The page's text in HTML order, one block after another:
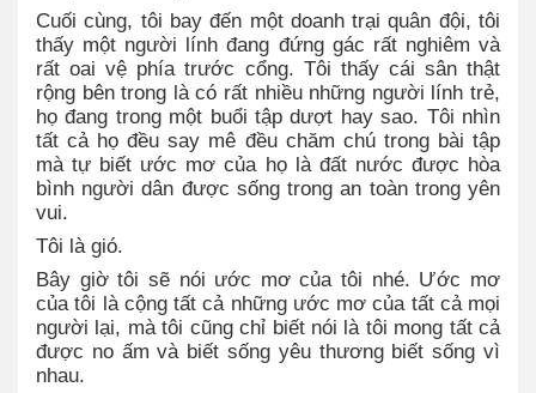
Cuối cùng, tôi bay đến một doanh trại quân đội, tôi
thấy một người lính đang đứng gác rất nghiêm và
rất oai vệ phía trước cổng. Tôi thấy cái sân thật
rộng bên trong là có rất nhiều những người lính trẻ,
họ đang trong một buổi tập dượt hay sao. Tôi nhìn
tất cả họ đều say mê đều chăm chú trong bài tập
mà tự biết ước mơ của họ là đất nước được hòa
bình người dân được sống trong an toàn trong yên
vui.
Tôi là gió.
Bây giờ tôi sẽ nói ước mơ của tôi nhé. Ước mơ
của tôi là cộng tất cả những ước mơ của tất cả mọi
người lại, mà tôi cũng chỉ biết nói là tôi mong tất cả
được no ấm và biết sống yêu thương biết sống vì
nhau.